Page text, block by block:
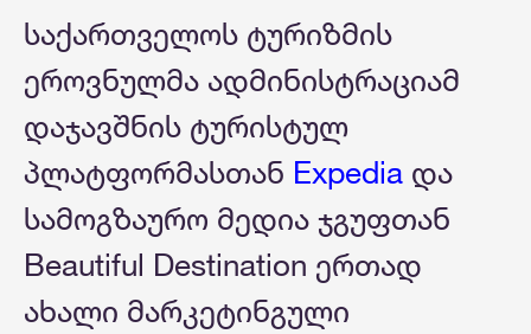
საქართველოს ტურიზმის
ეროვნულმა ადმინისტრაციამ
დაჯავშნის ტურისტულ
პლატფორმასთან Expedia და
სამოგზაურო მედია ჯგუფთან
Beautiful Destination ერთად
ახალი მარკეტინგული